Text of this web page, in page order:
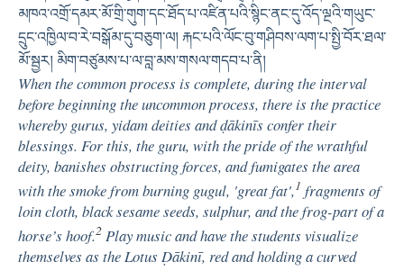
མཁའ་འགྲོ་དམར་མོ་གྲི་གུག་དང་ཐོད་པ་འཛིན་པའི་སྙིང་ནང་དུ་འོད་ལྔའི་གཡུང་
དྲུང་འཁྱིལ་བ་རེ་བསྒོམ་དུ་བཅུག་ལ། རྐང་པའི་ལོང་བུ་གཤིབས་ལག་པ་སྤྱི་བོར་ཐལ་
མོ་སྦྱར། མིག་བཙུམས་པ་ལ་བླ་མས་གསལ་གདབ་པ་ནི།
When the common process is complete, during the interval
before beginning the uncommon process, there is the practice
whereby gurus, yidam deities and ḍākinīs confer their
blessings. For this, the guru, with the pride of the wrathful
deity, banishes obstructing forces, and fumigates the area
with the smoke from burning gugul, 'great fat',1 fragments of
loin cloth, black sesame seeds, sulphur, and the frog-part of a
horse’s hoof.2 Play music and have the students visualize
themselves as the Lotus Ḍākinī, red and holding a curved